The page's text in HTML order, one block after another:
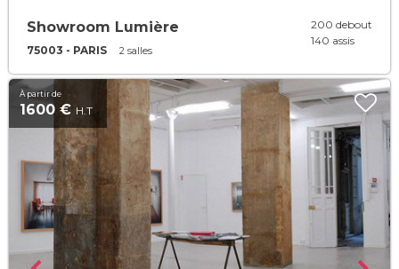
Showroom Lumière
75003 - PARIS 2 salles
200 debout
140 assis
À partir de
1600 € H.T